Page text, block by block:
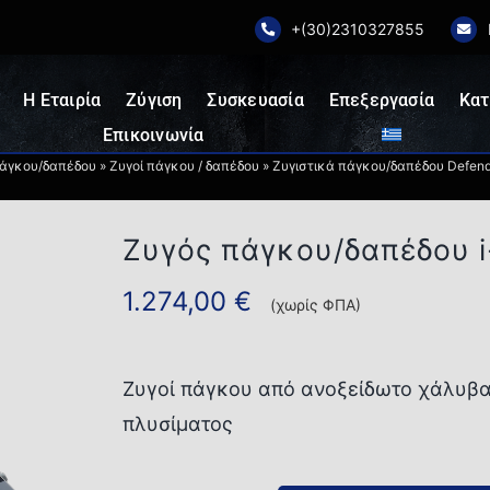
+(30)2310327855
Η Εταιρία Ζύγιση Συσκευασία Επεξεργασία
Επικοινωνία
δαπέδου » Ζυγοί πάγκου / δαπέδου » Ζυγιστικά πάγκου/δαπέδου
Ζυγός πάγκου/δαπέδου
1.274,00 € (χωρίς ΦΠΑ)
Ζυγοί πάγκου από ανοξείδωτο
πλυσίματος